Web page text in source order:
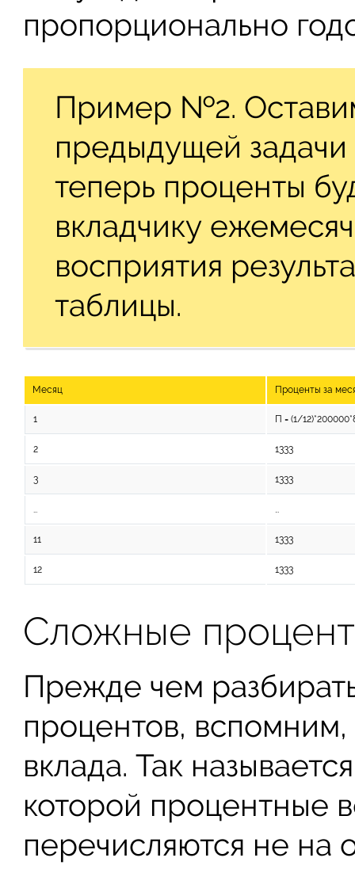
пропорционально
Пример №2.
предыдущей
теперь проценты
вкладчику
восприятия
таблицы.
Месяц Проценты за
1 П = (1/
2 1333
3 1333
… …
11 1333
12 1333
Сложные
Прежде чем
процентов, вспомним,
вклада. Так
которой процентные
перечисляются не на